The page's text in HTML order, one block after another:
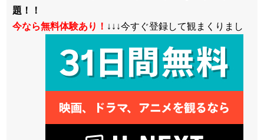
題！！
今なら無料体験あり！ ↓↓↓今すぐ登録して観まくりまし